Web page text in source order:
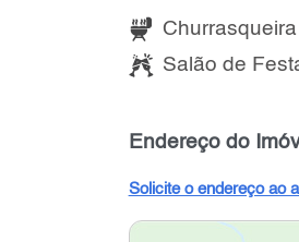
Churrasqueira
Salão de
Endereço do
Solicite o endereço ao